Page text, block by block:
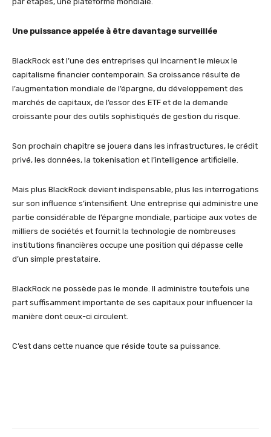
Une puissance appelée à être davantage surveillée
BlackRock est l’une des entreprises qui incarnent le mieux le
capitalisme financier contemporain. Sa croissance résulte de
l’augmentation mondiale de l’épargne, du développement des
marchés de capitaux, de l’essor des ETF et de la demande
croissante pour des outils sophistiqués de gestion du risque.
Son prochain chapitre se jouera dans les infrastructures, le crédit
privé, les données, la tokenisation et l’intelligence artificielle.
Mais plus BlackRock devient indispensable, plus les interrogations
sur son influence s’intensifient. Une entreprise qui administre une
partie considérable de l’épargne mondiale, participe aux votes de
milliers de sociétés et fournit la technologie de nombreuses
institutions financières occupe une position qui dépasse celle
d’un simple prestataire.
BlackRock ne possède pas le monde. Il administre toutefois une
part suffisamment importante de ses capitaux pour influencer la
manière dont ceux-ci circulent.
C’est dans cette nuance que réside toute sa puissance.